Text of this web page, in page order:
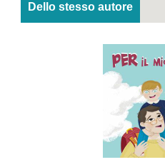
Dello stesso autore